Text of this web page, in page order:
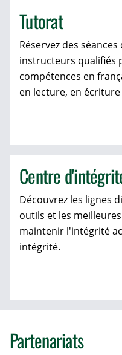
Tutorat
Réservez des
instructeurs qualifiés
compétences en
en lecture, en
Centre
Découvrez les lignes
outils et les
maintenir l'intégrité
intégrité.
Partenariats